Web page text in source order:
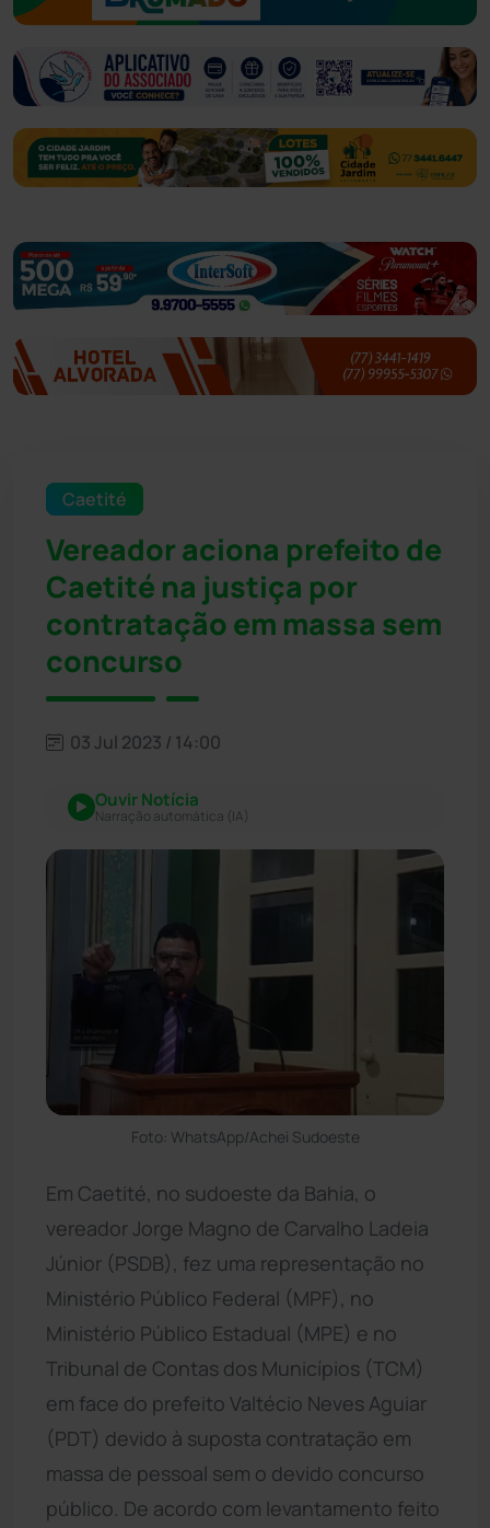
Caetité
Vereador aciona prefeito de
Caetité na justiça por
contratação em massa sem
concurso
03 Jul 2023 / 14:00
Ouvir Notícia
Narração automática (IA)
Foto: WhatsApp/Achei Sudoeste
Em Caetité, no sudoeste da Bahia, o
vereador Jorge Magno de Carvalho Ladeia
Júnior (PSDB), fez uma representação no
Ministério Público Federal (MPF), no
Ministério Público Estadual (MPE) e no
Tribunal de Contas dos Municípios (TCM)
em face do prefeito Valtécio Neves Aguiar
(PDT) devido à suposta contratação em
massa de pessoal sem o devido concurso
público. De acordo com levantamento feito